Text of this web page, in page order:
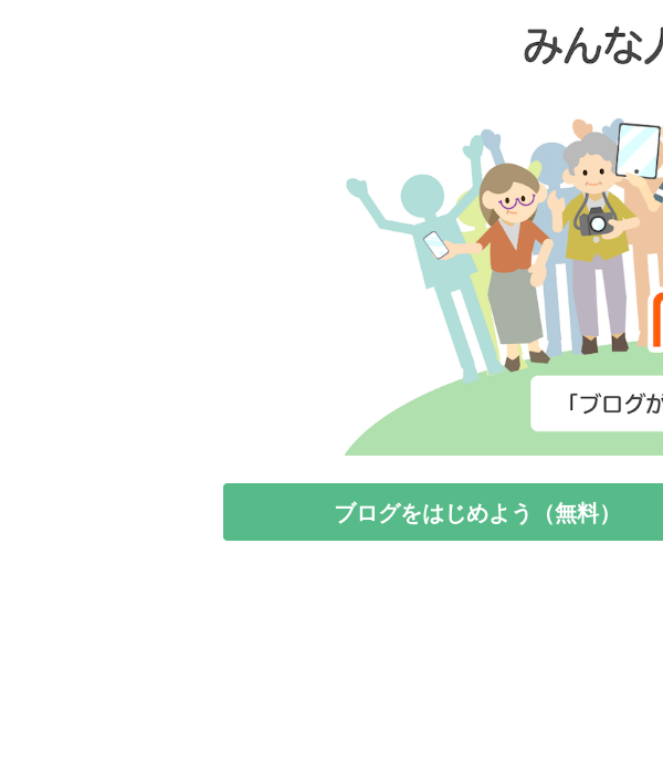
ブログをはじめよう（無料）